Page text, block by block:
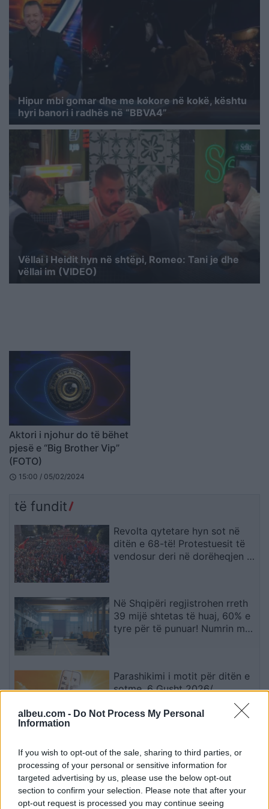
albeu.com - Do Not Process My Personal
Information
If you wish to opt-out of the sale, sharing to third parties, or
processing of your personal or sensitive information for
targeted advertising by us, please use the below opt-out
section to confirm your selection. Please note that after your
opt-out request is processed you may continue seeing
Hipur mbi gomar dhe me kokore në kokë, kështu
hyri banori i radhës në “BBVA4”
Vëllai i Heidit hyn në shtëpi, Romeo: Tani je dhe
vëllai im (VIDEO)
Aktori i njohur do të bëhet
pjesë e “Big Brother Vip”
(FOTO)
schedule 15:00 / 05/02/2024
të fundit
Revolta qytetare hyn sot në
ditën e 68-të! Protestuesit të
vendosur deri në dorëheqjen e
Në Shqipëri regjistrohen rreth
39 mijë shtetas të huaj, 60% e
tyre për të punuar! Numrin më
Parashikimi i motit për ditën e
sotme, 6 Gusht 2026/
Temperaturat arrijnë deri ne 38
gradë
Parashikimi i yjeve, 6 Gusht
2026/ Zbuloni shenjat më me
fat për ditën e sotme